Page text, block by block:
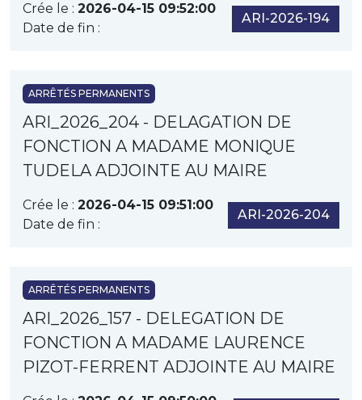
Crée le : 2026-04-15 09:52:00
Date de fin :
ARI-2026-194
ARRÊTÉS PERMANENTS
ARI_2026_204 - DELAGATION DE
FONCTION A MADAME MONIQUE
TUDELA ADJOINTE AU MAIRE
Crée le : 2026-04-15 09:51:00
Date de fin :
ARI-2026-204
ARRÊTÉS PERMANENTS
ARI_2026_157 - DELEGATION DE
FONCTION A MADAME LAURENCE
PIZOT-FERRENT ADJOINTE AU MAIRE